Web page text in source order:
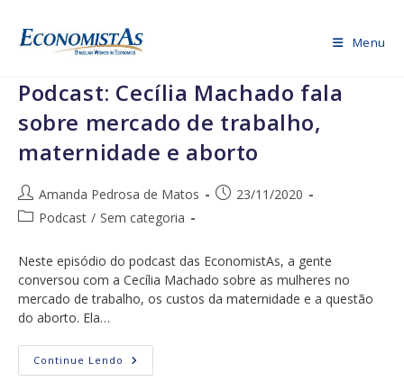
para
Menu
Podcast: Cecília Machado fala
sobre mercado de trabalho,
maternidade e aborto
Autor
do
Amanda Pedrosa de Matos
Post23/11/2020
Categoria
post:
Podcast / Sem categoria
Neste episódio do podcast das EconomistAs, a gente
conversou com a Cecília Machado sobre as mulheres no
mercado de trabalho, os custos da maternidade e a questão
do aborto. Ela…
Continue Lendo Podcast:
Cecília